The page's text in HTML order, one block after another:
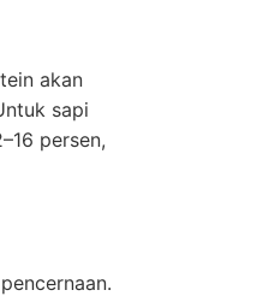
akan
sapi
persen,